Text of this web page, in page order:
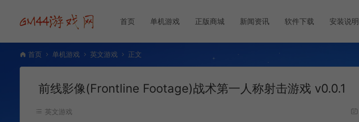
首页 单机游戏 正版商城 新闻资讯 软件下载 安装说明
首页 单机游戏 英文游戏 正文
前线影像(Frontline Footage)战术第一人称射击游戏 v0.0.1
英文游戏